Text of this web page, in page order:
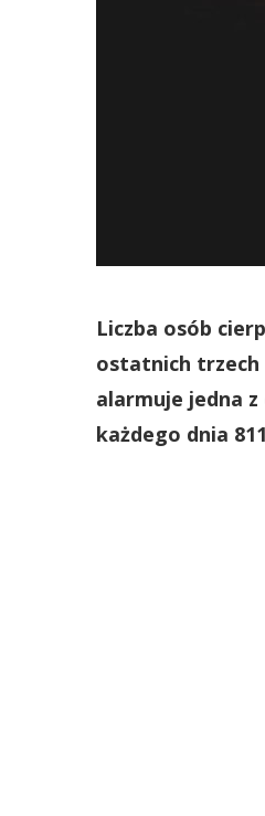
Liczba osób
ostatnich trzech
alarmuje jedna
każdego dnia